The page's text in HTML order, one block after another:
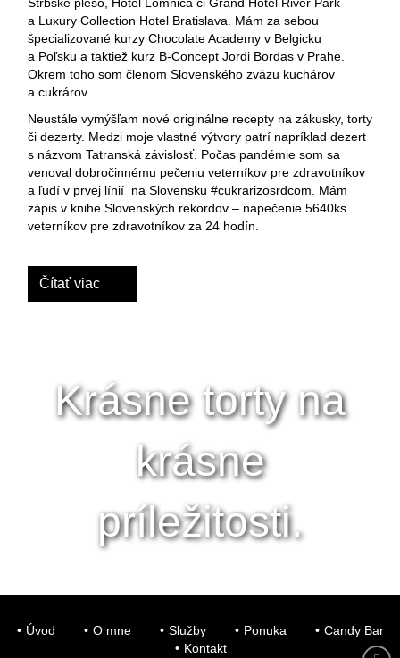
a Luxury Collection Hotel Bratislava. Mám za sebou
špecializované kurzy Chocolate Academy v Belgicku
a Poľsku a taktiež kurz B-Concept Jordi Bordas v Prahe.
Okrem toho som členom Slovenského zväzu kuchárov
a cukrárov.
Neustále vymýšľam nové originálne recepty na zákusky, torty
či dezerty. Medzi moje vlastné výtvory patrí napríklad dezert
s názvom Tatranská závislosť. Počas pandémie som sa
venoval dobročinnému pečeniu veterníkov pre zdravotníkov
a ľudí v prvej línií na Slovensku #cukrarizosrdcom. Mám
zápis v knihe Slovenských rekordov – napečenie 5640ks
veterníkov pre zdravotníkov za 24 hodín.
Čítať viac
Krásne torty na
krásne
príležitosti.
Úvod O mne Služby Ponuka
Candy Bar
Kontakt